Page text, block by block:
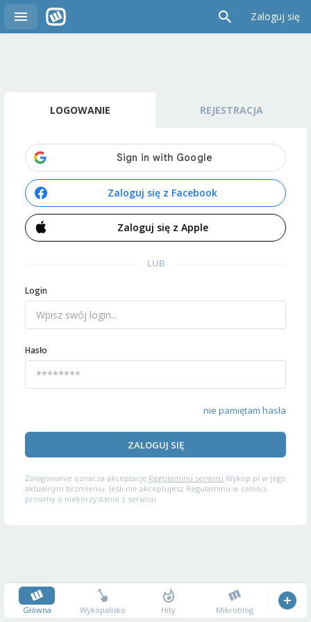
Zaloguj się
LOGOWANIE REJESTRACJA
Zaloguj się z Facebook
Zaloguj się z Apple
LUB
Login
Hasło
nie pamiętam hasła
ZALOGUJ SIĘ
Zalogowanie oznacza akceptację Regulaminu serwisu Wykop.pl w jego
aktualnym brzmieniu. Jeśli nie akceptujesz Regulaminu w całości,
prosimy o niekorzystanie z serwisu.
Główna Wykopalisko Hity Mikroblog